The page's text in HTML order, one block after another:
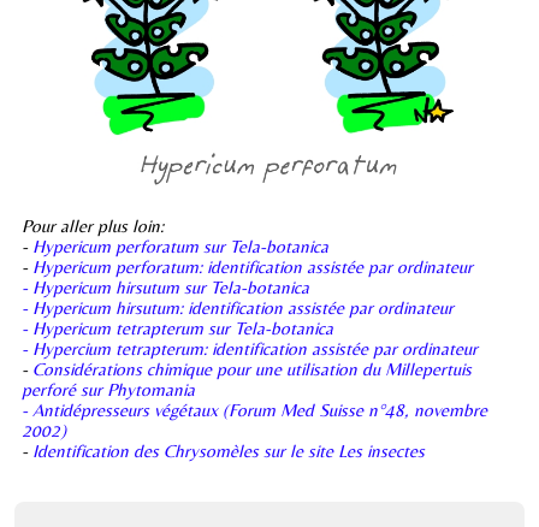
Pour aller plus loin:
- Hypericum perforatum sur Tela-botanica
- Hypericum perforatum: identification assistée par ordinateur
- Hypericum hirsutum sur Tela-botanica
- Hypericum hirsutum: identification assistée par ordinateur
- Hypericum tetrapterum sur Tela-botanica
- Hypercium tetrapterum: identification assistée par ordinateur
- Considérations chimique pour une utilisation du Millepertuis
perforé sur Phytomania
- Antidépresseurs végétaux (Forum Med Suisse n°48, novembre
2002)
- Identification des Chrysomèles sur le site Les insectes